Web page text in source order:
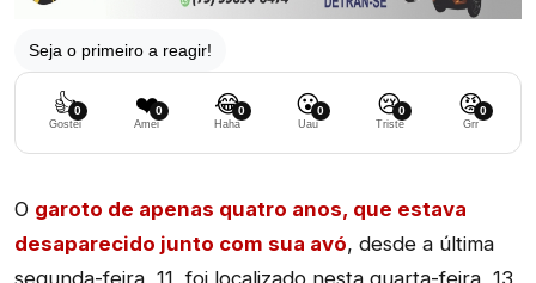
Seja o primeiro a reagir!
👍0
Gostei
❤️0
Amei
😂0
Haha
😮0
Uau
😢0
Triste
😡0
Grr
O garoto de apenas quatro anos, que estava
desaparecido junto com sua avó, desde a última
segunda-feira, 11, foi localizado nesta quarta-feira, 13,